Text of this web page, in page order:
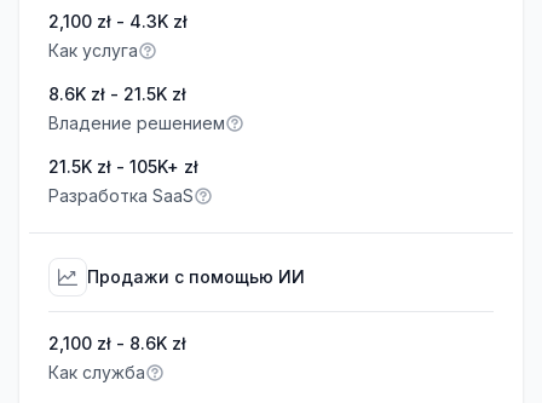
2,100 zł - 4.3K zł
Как услуга
8.6K zł - 21.5K zł
Владение решением
21.5K zł - 105K+ zł
Разработка SaaS
Продажи с помощью ИИ
2,100 zł - 8.6K zł
Как служба